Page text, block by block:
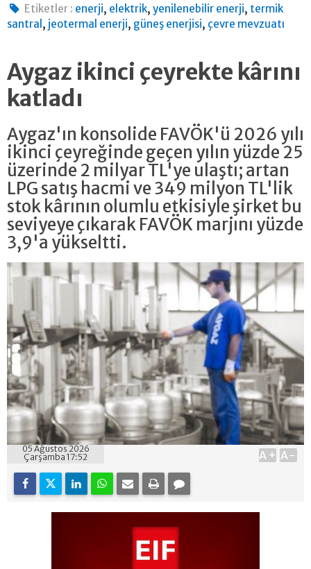
Etiketler : enerji, elektrik,yenilenebilir enerji, termik
santral , jeotermal enerji, güneş enerjisi, çevre mevzuatı
Aygaz ikinci çeyrekte kârını
katladı
Aygaz'ın konsolide FAVÖK'ü 2026 yılı
ikinci çeyreğinde geçen yılın yüzde 25
üzerinde 2 milyar TL'ye ulaştı; artan
LPG satış hacmi ve 349 milyon TL'lik
stok kârının olumlu etkisiyle şirket bu
seviyeye çıkarak FAVÖK marjını yüzde
3,9'a yükseltti.
05 Ağustos 2026
Çarşamba 17:52
A+ A-